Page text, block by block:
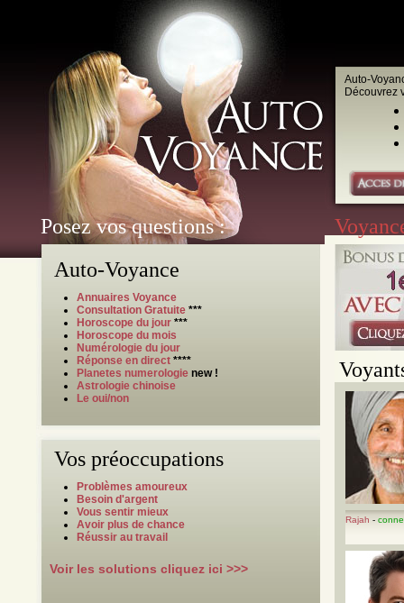
Auto-
Découvrez
Posez vos questions :
Auto-Voyance
Annuaires Voyance
Consultation Gratuite ***
Horoscope du jour ***
Horoscope du mois
Numérologie du jour
Réponse en direct ****
Planetes numerologie new !
Astrologie chinoise
Le oui/non
Vos préoccupations
Problèmes amoureux
Besoin d'argent
Vous sentir mieux
Avoir plus de chance
Réussir au travail
Voir les solutions cliquez ici >>>
Rajah -